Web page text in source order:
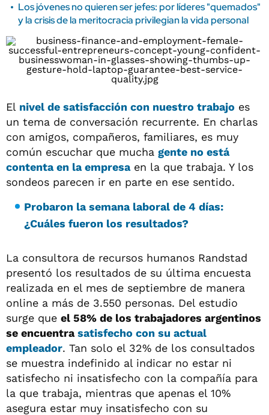
Los jóvenes no quieren ser jefes: por líderes "quemados"
y la crisis de la meritocracia privilegian la vida personal
El nivel de satisfacción con nuestro trabajo es
un tema de conversación recurrente. En charlas
con amigos, compañeros, familiares, es muy
común escuchar que mucha gente no está
contenta en la empresaen la que trabaja. Y los
sondeos parecen ir en parte en ese sentido.
Probaron la semana laboral de 4 días:
¿Cuáles fueron los resultados?
La consultora de recursos humanos Randstad
presentó los resultados de su última encuesta
realizada en el mes de septiembre de manera
online a más de 3.550 personas. Del estudio
surge que el 58% de los trabajadores argentinos
se encuentrasatisfecho con su actual
empleador. Tan solo el 32% de los consultados
se muestra indefinido al indicar no estar ni
satisfecho ni insatisfecho con la compañía para
la que trabaja, mientras que apenas el 10%
asegura estar muy insatisfecho con su